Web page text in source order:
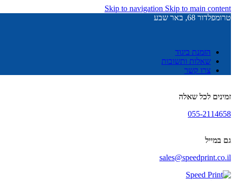
Skip to navigation Skip to main content
טרומפלדור 68, באר שבע
הזמנת ביגוד
שאלות ותשובות
צרו קשר
זמינים לכל שאלה
055-2114658
גם במייל
sales@speedprint.co.il